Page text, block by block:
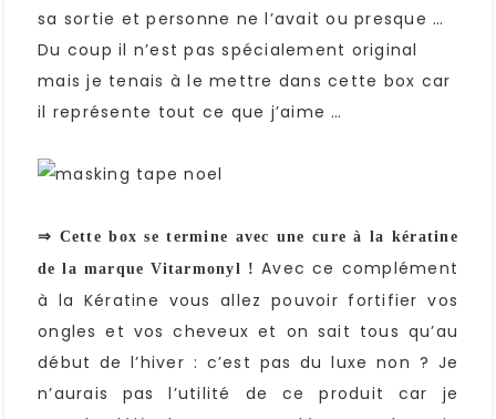
sa sortie et personne ne l’avait ou presque …
Du coup il n’est pas spécialement original
mais je tenais à le mettre dans cette box car
il représente tout ce que j’aime …
⇒ Cette box se termine avec une cure à la kératine
de la marque Vitarmonyl !Avec ce complément
à la Kératine vous allez pouvoir fortifier vos
ongles et vos cheveux et on sait tous qu’au
début de l’hiver : c’est pas du luxe non ? Je
n’aurais pas l’utilité de ce produit car je